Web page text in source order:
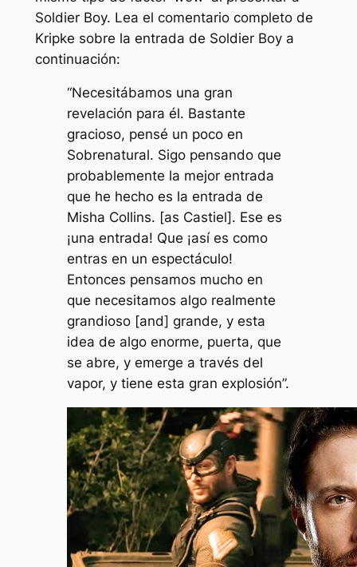
Soldier Boy. Lea el comentario completo de
Kripke sobre la entrada de Soldier Boy a
continuación:
“Necesitábamos una gran
revelación para él. Bastante
gracioso, pensé un poco en
Sobrenatural. Sigo pensando que
probablemente la mejor entrada
que he hecho es la entrada de
Misha Collins. [as Castiel]. Ese es
¡una entrada! Que ¡así es como
entras en un espectáculo!
Entonces pensamos mucho en
que necesitamos algo realmente
grandioso [and] grande, y esta
idea de algo enorme, puerta, que
se abre, y emerge a través del
vapor, y tiene esta gran explosión”.